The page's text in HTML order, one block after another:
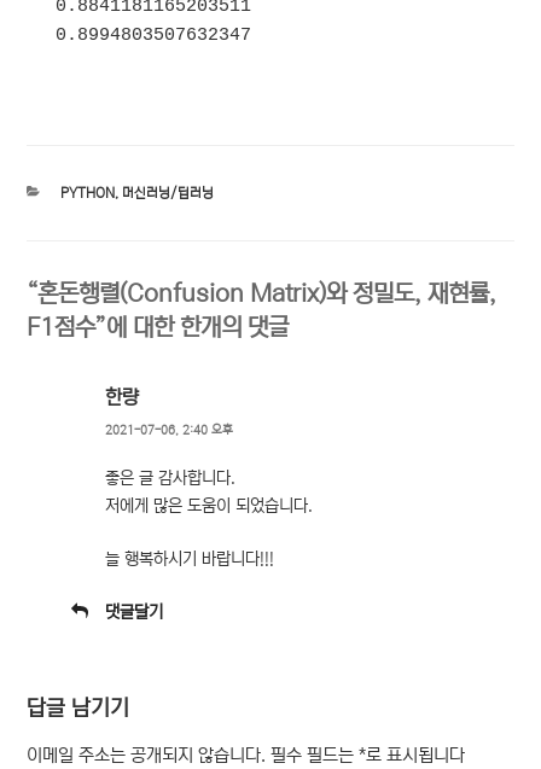
0.8841181165203511
카
PYTHON, 머신러닝/딥러닝
“혼돈행렬(Confusion Matrix)와 정밀도, 재현률,
F1점수”에 대한 한개의 댓글
한량
2021-07-06, 2:40 오후
좋은 글 감사합니다.
저에게 많은 도움이 되었습니다.
늘 행복하시기 바랍니다!!!
댓글달기
답글 남기기
이메일 주소는 공개되지 않습니다. 필수 필드는*로 표시됩니다